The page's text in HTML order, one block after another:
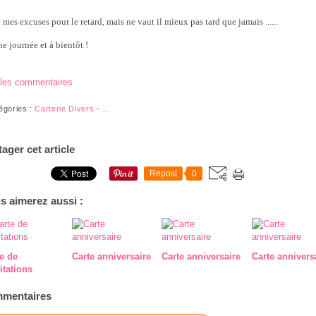
mes excuses pour le retard, mais ne vaut il mieux pas tard que jamais ......
journée et à bientôt !
commentaires
:Carterie Divers -
cet article
Repost 0
aimerez aussi :
de
Carte anniversaire Carte anniversaire Carte